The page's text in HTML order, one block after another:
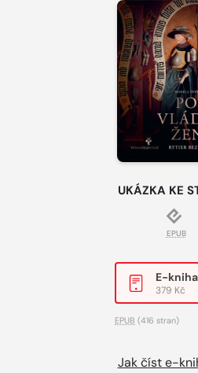
UKÁZKA KE
EPUB
E-kniha
379 Kč
EPUB (416 stran)
Jak číst e-